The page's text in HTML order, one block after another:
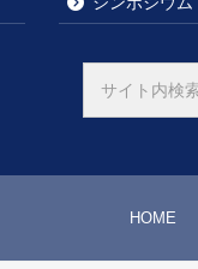
HOME